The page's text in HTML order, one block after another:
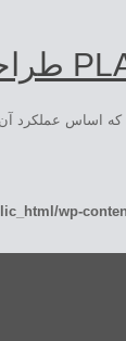
اساس عملکرد
wp-